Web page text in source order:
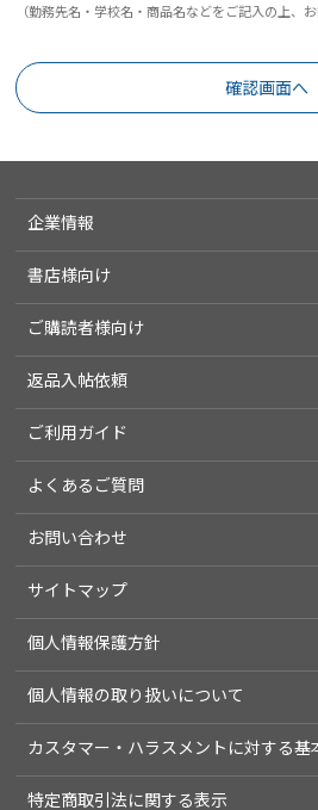
（勤務先名・学校名・商品名などをご記入の上、
企業情報
書店様向け
ご購読者様向け
返品入帖依頼
ご利用ガイド
よくあるご質問
お問い合わせ
サイトマップ
個人情報保護方針
個人情報の取り扱いについて
カスタマー・ハラスメントに対する基
特定商取引法に関する表示